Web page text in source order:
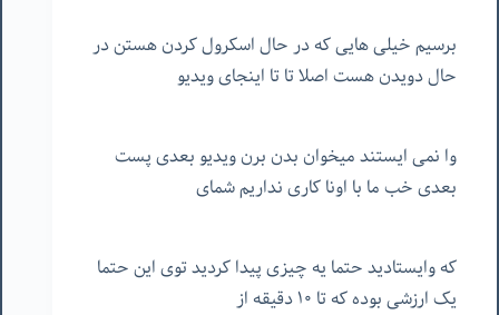
برسیم خیلی هایی که در حال اسکرول کردن هستن در
حال دویدن هست اصلا تا تا اینجای ویدیو
وا نمی ایستند میخوان بدن برن ویدیو بعدی پست
بعدی خب ما با اونا کاری نداریم شمای
که وایستادید حتما یه چیزی پیدا کردید توی این حتما
یک ارزشی بوده که تا ۱۰ دقیقه از